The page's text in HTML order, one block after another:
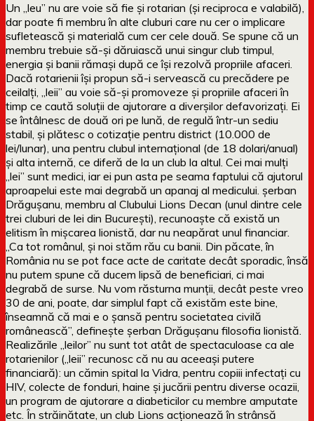
Un „leu” nu are voie să fie și rotarian (și reciproca e valabilă),
dar poate fi membru în alte cluburi care nu cer o implicare
sufletească și materială cum cer cele două. Se spune că un
membru trebuie să-și dăruiască unui singur club timpul,
energia și banii rămași după ce își rezolvă propriile afaceri.
Dacă rotarienii își propun să-i servească cu precădere pe
ceilalți, „leii” au voie să-și promoveze și propriile afaceri în
timp ce caută soluții de ajutorare a diverșilor defavorizați. Ei
se întâlnesc de două ori pe lună, de regulă într-un sediu
stabil, și plătesc o cotizație pentru district (10.000 de
lei/lunar), una pentru clubul internațional (de 18 dolari/anual)
și alta internă, ce diferă de la un club la altul. Cei mai mulți
„lei” sunt medici, iar ei pun asta pe seama faptului că ajutorul
aproapelui este mai degrabă un apanaj al medicului. șerban
Drăgușanu, membru al Clubului Lions Decan (unul dintre cele
trei cluburi de lei din București), recunoaște că există un
elitism în mișcarea lionistă, dar nu neapărat unul financiar.
„Ca tot românul, și noi stăm rău cu banii. Din păcate, în
România nu se pot face acte de caritate decât sporadic, însă
nu putem spune că ducem lipsă de beneficiari, ci mai
degrabă de surse. Nu vom răsturna munții, decât peste vreo
30 de ani, poate, dar simplul fapt că existăm este bine,
înseamnă că mai e o șansă pentru societatea civilă
românească”, definește șerban Drăgușanu filosofia lionistă.
Realizările „leilor” nu sunt tot atât de spectaculoase ca ale
rotarienilor („leii” recunosc că nu au aceeași putere
financiară): un cămin spital la Vidra, pentru copiii infectați cu
HIV, colecte de fonduri, haine și jucării pentru diverse ocazii,
un program de ajutorare a diabeticilor cu membre amputate
etc. În străinătate, un club Lions acționează în strânsă